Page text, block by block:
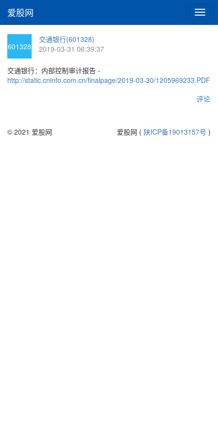
切
换
爱股网
601328
交通银行(601328)
2019-03-31 06:39:37
交通银行：内部控制审计报告 -
http://static.cninfo.com.cn/finalpage/2019-03-30/1205969233.PDF
评论
© 2021 爱股网 爱股网 ( 陕ICP备19013157号 )